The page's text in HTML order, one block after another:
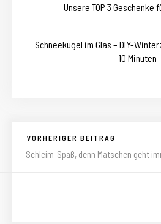
Unsere TOP 3 Geschenke
Schneekugel im Glas – DIY-
10 Minuten
VORHERIGER BEITRAG
Schleim-Spaß, denn Matschen geht